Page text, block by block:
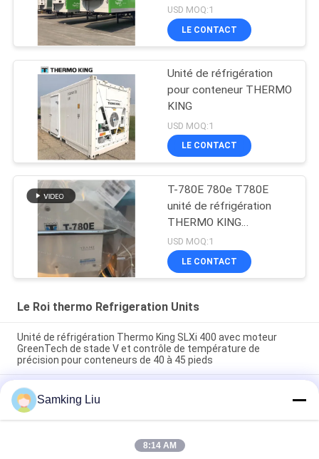
USD MOQ:1
LE CONTACT
Unité de réfrigération
pour conteneur THERMO
KING
USD MOQ:1
LE CONTACT
T-780E 780e T780E
unité de réfrigération
THERMO KING
ventilateur électrique
avec moteur diesel avec
électrique en veille
USD MOQ:1
LE CONTACT
Le Roi thermo Refrigeration Units
Unité de réfrigération Thermo King SLXi 400 avec moteur
GreenTech de stade V et contrôle de température de
précision pour conteneurs de 40 à 45 pieds
modèle Legend L-1880 30/50 THERMO KING nouvelle unité de
réfrigération pour remorque Marché Asie-Pacifique meilleure
économie de carburant et performances de refroidissement
plus élevées
T-880 Pro T-80 T-680Pro/T-780Pro/T-1080Pro/T-1280Pro
Samking Liu
8:14 AM